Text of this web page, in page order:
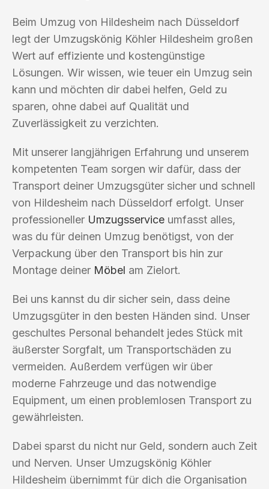
Beim Umzug von Hildesheim nach Düsseldorf
legt der Umzugskönig Köhler Hildesheim großen
Wert auf effiziente und kostengünstige
Lösungen. Wir wissen, wie teuer ein Umzug sein
kann und möchten dir dabei helfen, Geld zu
sparen, ohne dabei auf Qualität und
Zuverlässigkeit zu verzichten.
Mit unserer langjährigen Erfahrung und unserem
kompetenten Team sorgen wir dafür, dass der
Transport deiner Umzugsgüter sicher und schnell
von Hildesheim nach Düsseldorf erfolgt. Unser
professioneller Umzugsservice umfasst alles,
was du für deinen Umzug benötigst, von der
Verpackung über den Transport bis hin zur
Montage deiner Möbel am Zielort.
Bei uns kannst du dir sicher sein, dass deine
Umzugsgüter in den besten Händen sind. Unser
geschultes Personal behandelt jedes Stück mit
äußerster Sorgfalt, um Transportschäden zu
vermeiden. Außerdem verfügen wir über
moderne Fahrzeuge und das notwendige
Equipment, um einen problemlosen Transport zu
gewährleisten.
Dabei sparst du nicht nur Geld, sondern auch Zeit
und Nerven. Unser Umzugskönig Köhler
Hildesheim übernimmt für dich die Organisation